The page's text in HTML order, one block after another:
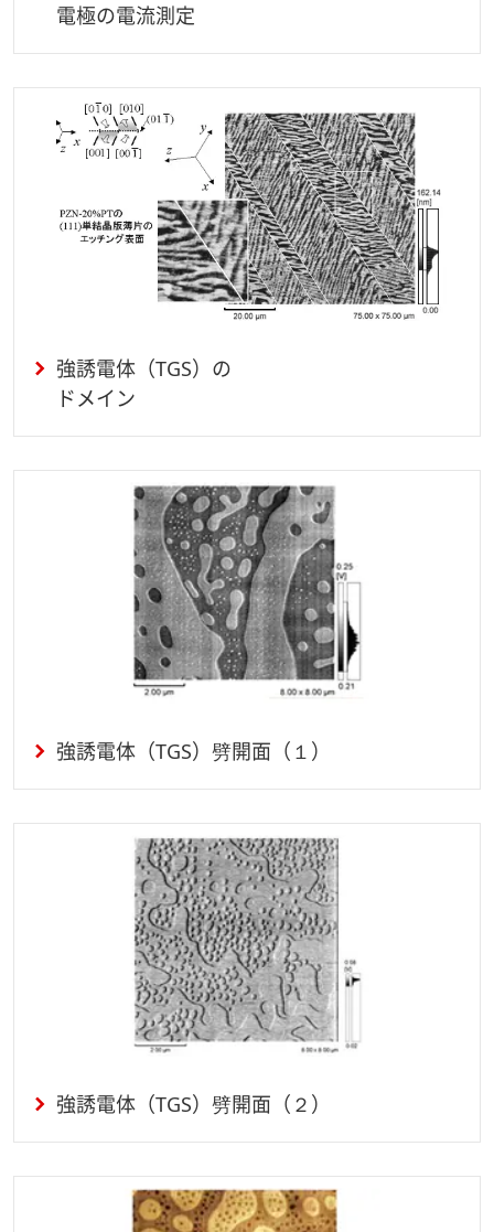
電極の電流測定
強誘電体（TGS）の
ドメイン
強誘電体（TGS）劈開面（１）
強誘電体（TGS）劈開面（２）